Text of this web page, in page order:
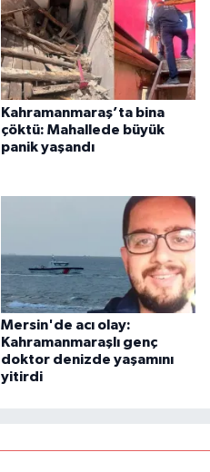
Kahramanmaraş’ta bina
çöktü: Mahallede büyük
panik yaşandı
Mersin'de acı olay:
Kahramanmaraşlı genç
doktor denizde yaşamını
yitirdi